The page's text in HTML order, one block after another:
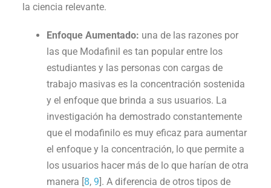
la ciencia relevante.
Enfoque Aumentado: una de las razones por
las que Modafinil es tan popular entre los
estudiantes y las personas con cargas de
trabajo masivas es la concentración sostenida
y el enfoque que brinda a sus usuarios. La
investigación ha demostrado constantemente
que el modafinilo es muy eficaz para aumentar
el enfoque y la concentración, lo que permite a
los usuarios hacer más de lo que harían de otra
manera [8, 9]. A diferencia de otros tipos de